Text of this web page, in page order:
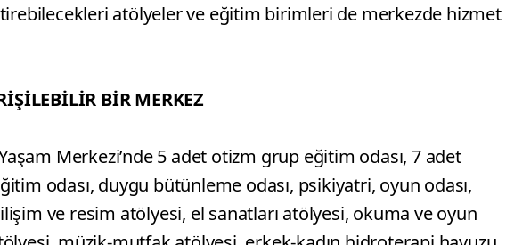
atölyeler ve eğitim birimleri de merkezde hizmet
BİR MERKEZ
Merkezi’nde 5 adet otizm grup eğitim odası, 7 adet
odası, duygu bütünleme odası, psikiyatri, oyun odası,
ve resim atölyesi, el sanatları atölyesi, okuma ve oyun